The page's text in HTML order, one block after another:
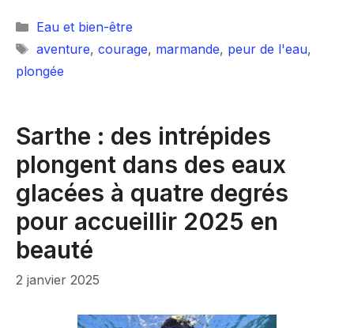
Catégories
Eau et bien-être
Étiquettes
aventure, courage, marmande, peur de l'eau,
plongée
Sarthe : des intrépides
plongent dans des eaux
glacées à quatre degrés
pour accueillir 2025 en
beauté
2 janvier 2025